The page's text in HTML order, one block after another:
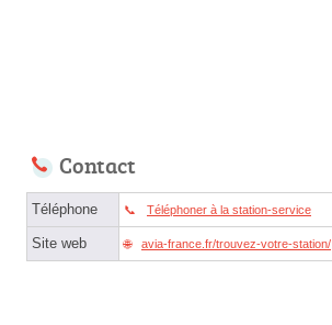
Contact
Téléphone Téléphoner à la station-service
Site web avia-france.fr/trouvez-votre-station/